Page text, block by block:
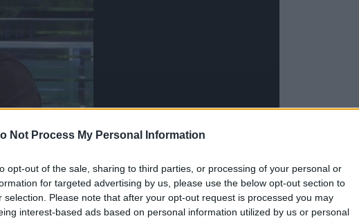
Not Process My Personal Information
opt-out of the sale, sharing to third parties, or processing of your personal or
for targeted advertising by us, please use the below opt-out section to
selection. Please note that after your opt-out request is processed you may
interest-based ads based on personal information utilized by us or personal